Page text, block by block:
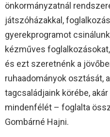
önkormányzatnál
játszóházakkal,
gyerekprogramot
kézműves
és ezt szeretnénk a
ruhaadományok osztását,
tagcsaládjaink körébe,
mindenfélét – foglalta
Gombárné Hajni.